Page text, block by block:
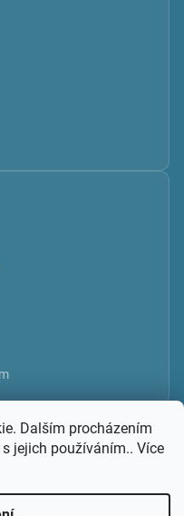
Dalším procházením
jejich používáním.. Více